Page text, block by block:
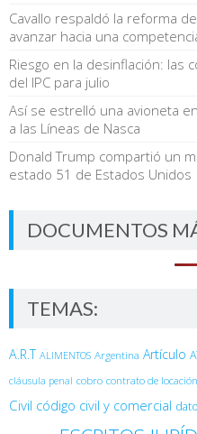
Cavallo respaldó la reforma
avanzar hacia una
Riesgo en la desinflación: las
del IPC para julio
Así se estrelló una avioneta
a las Líneas de Nasca
Donald Trump compartió un
estado 51 de Estados Unidos
DOCUMENTOS
TEMAS:
A.R.T ALIMENTOS Argentina Artículo
cláusula penal cobro contrato de locación
Civil código civil y comercial